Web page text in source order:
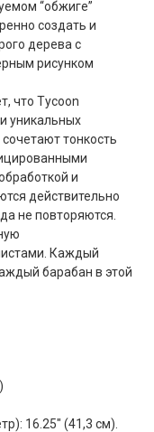
“обжиге”
создать и
дерева с
рисунком
что Tycoon
уникальных
тонкость
и
действительно
не повторяются.
Каждый
барабан в этой
16.25" (41,3 см).